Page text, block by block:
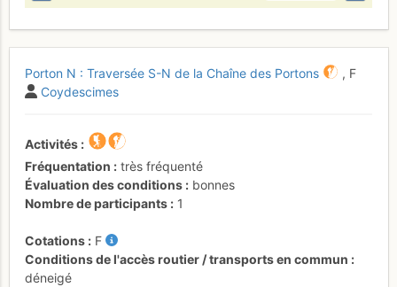
Porton N : Traversée S-N de la Chaîne des Portons , F
Coydescimes
Activités
Fréquentation
très fréquenté
Évaluation des conditions
bonnes
Nombre de participants
1
Cotations
F
Conditions de l'accès routier / transports en commun
déneigé